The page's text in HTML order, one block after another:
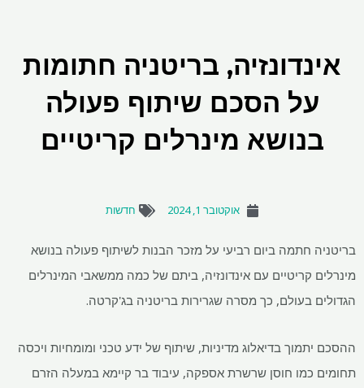
אינדונזיה, בריטניה חתומות
על הסכם שיתוף פעולה
בנושא מינרלים קריטיים
אוקטובר 1, 2024 חדשות
בריטניה חתמה ביום רביעי על מזכר הבנות לשיתוף פעולה בנושא
מינרלים קריטיים עם אינדונזיה, ביתם של כמה ממשאבי המינרלים
הגדולים בעולם, כך מסרה שגרירות בריטניה בג'קרטה.
ההסכם יתמוך בדיאלוג מדיניות, שיתוף של ידע טכני ומומחיות ויכסה
תחומים כמו חוסן שרשרת אספקה, עיבוד בר קיימא במעלה הזרם